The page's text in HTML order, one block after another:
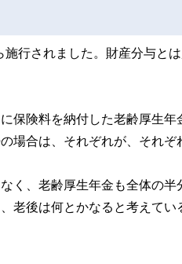
行されました。財産分与と
保険料を納付した老齢厚生
場合は、それぞれが、それぞ
く、老齢厚生年金も全体の
老後は何とかなると考えて